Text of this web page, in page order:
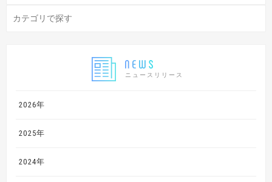
ニュースリリース
2026年
2025年
2024年